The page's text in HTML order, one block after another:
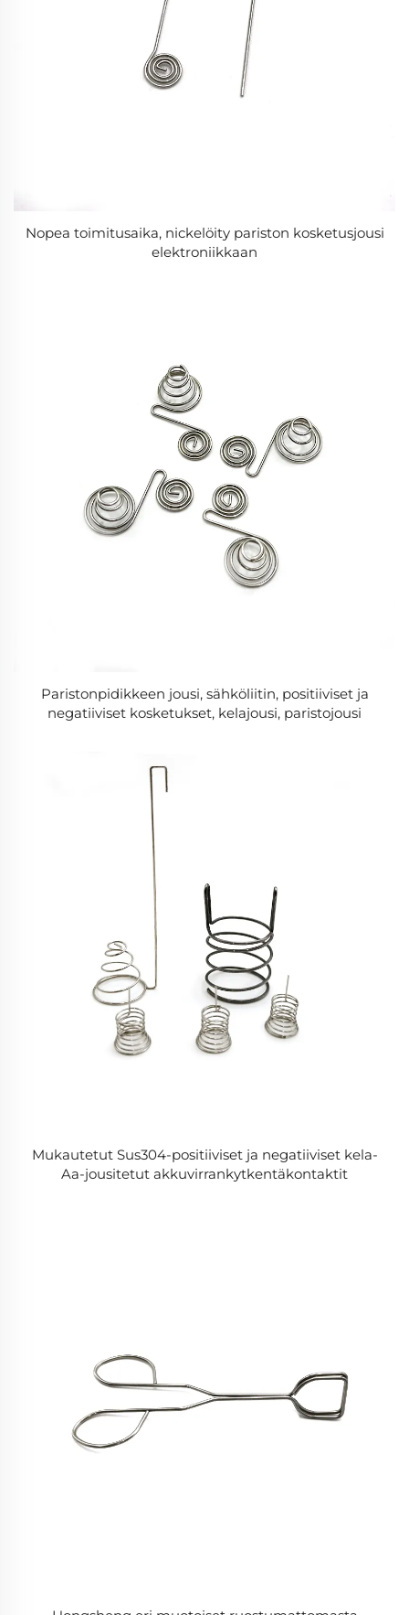
Nopea toimitusaika, nickelöity pariston kosketusjousi
elektroniikkaan
Paristonpidikkeen jousi, sähköliitin, positiiviset ja
negatiiviset kosketukset, kelajousi, paristojousi
Mukautetut Sus304-positiiviset ja negatiiviset kela-
Aa-jousitetut akkuvirrankytkentäkontaktit